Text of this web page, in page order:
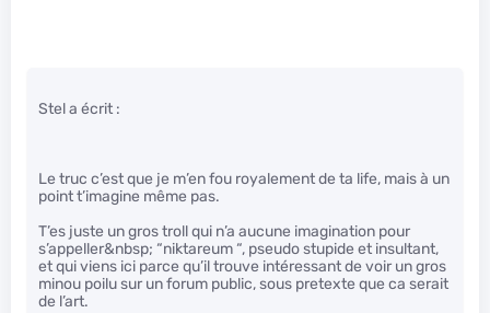
Stel a écrit :
Le truc c’est que je m’en fou royalement de ta life, mais à un
point t’imagine même pas.
T’es juste un gros troll qui n’a aucune imagination pour
s’appeller&nbsp; “niktareum “, pseudo stupide et insultant,
et qui viens ici parce qu’il trouve intéressant de voir un gros
minou poilu sur un forum public, sous pretexte que ca serait
de l’art.